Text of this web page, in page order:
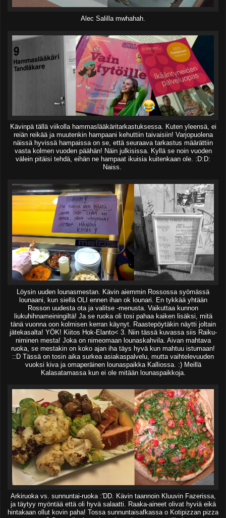
Alec Salilla mwhahah.
Kävinpä tällä viikolla hammaslääkäritarkastuksessa. Kuten yleensä, ei
reiän reikää ja muutenkin hampaani kehuttiin taivaisiin! Varjopuolena
näissä hyvissä hampaissa on se, että seuraava tarkastus määrättiin
vasta kolmen vuoden päähän! Näin julkisissa. Kyllä se noin vuoden
välein pitäisi tehdä, eihän ne hampaat ikuisia kuitenkaan ole. :D:D:
Naiss.
Löysin uuden lounasmestan. Kävin aiemmin Rossossa syömässä
lounaani, kun siellä OLI ennen ihan ok lounari. En tykkää yhtään
Rosson uudesta ota ja valitse -menusta. Vaikuttaa kunnon
liukuhihnameiningiltä! Ja se ruoka oli tosi pahaa kaiken lisäksi, mitä
tänä vuonna oon kolmisen kerran käynyt. Raastepöytäkin näytti joltain
jätekasalta! YÖK! Kiitos Hok-Elanto< 3. Niin tässä kuvassa siis Raiku-
niminen mesta! Joka on nimeomaan lounaskahvila. Aivan mahtava
ruoka, se mestakin on koko ajan iha täys hyvä kun mahtuu istumaan!
::D Tässä on tosin aika surkea asiakaspalvelu, mutta vaihtelevuuden
vuoksi kiva ja omaperäinen lounaspaikka Kalliossa. :) Meillä
Kalasatamassa kun ei ole mitään lounaspaikkoja.
Arkiruoka vs. sunnuntai-ruoka :'DD. Kävin taannoin Kluuvin Fazerissa,
ja täytyy myöntää että oli hyvä salaatti. Raaka-aineet olivat hyviä eikä
hintakaan ollut kovin paha! Tossa sunnuntaisafkassa o Kotipizzan pizza